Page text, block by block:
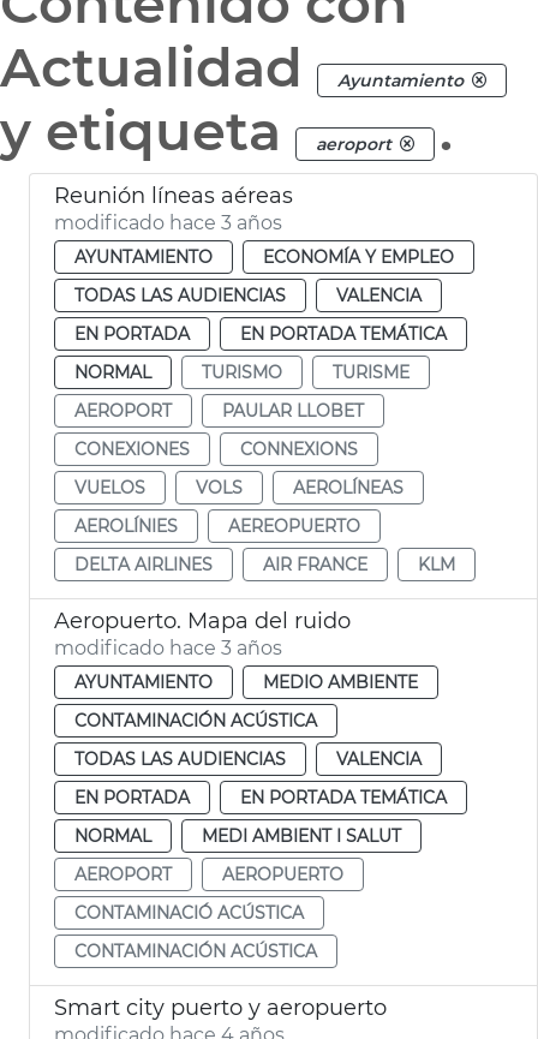
Actualidad
Ayuntamiento
y etiqueta aeroport .
Reunión líneas aéreas
modificado hace 3 años
AYUNTAMIENTO
ECONOMÍA Y EMPLEO
TODAS LAS AUDIENCIAS
VALENCIA
EN PORTADA
EN PORTADA TEMÁTICA
NORMAL
TURISMO
TURISME
AEROPORT
PAULAR LLOBET
CONEXIONES
CONNEXIONS
VUELOS
VOLS
AEROLÍNEAS
AEROLÍNIES
AEREOPUERTO
DELTA AIRLINES
AIR FRANCE KLM
Aeropuerto. Mapa del ruido
modificado hace 3 años
AYUNTAMIENTO
MEDIO AMBIENTE
CONTAMINACIÓN ACÚSTICA
TODAS LAS AUDIENCIAS
VALENCIA
EN PORTADA
EN PORTADA TEMÁTICA
NORMAL
MEDI AMBIENT I SALUT
AEROPORT
AEROPUERTO
CONTAMINACIÓ ACÚSTICA
CONTAMINACIÓN ACÚSTICA
Smart city puerto y aeropuerto
modificado hace 4 años